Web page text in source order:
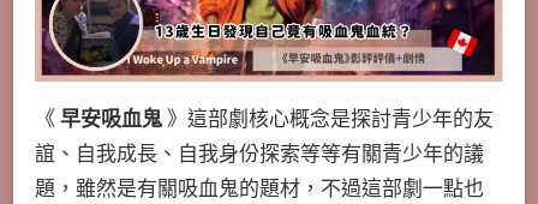
《 早安吸血鬼》這部劇核心概念是探討青少年的友
誼、自我成長、自我身份探索等等有關青少年的議
題，雖然是有關吸血鬼的題材，不過這部劇一點也